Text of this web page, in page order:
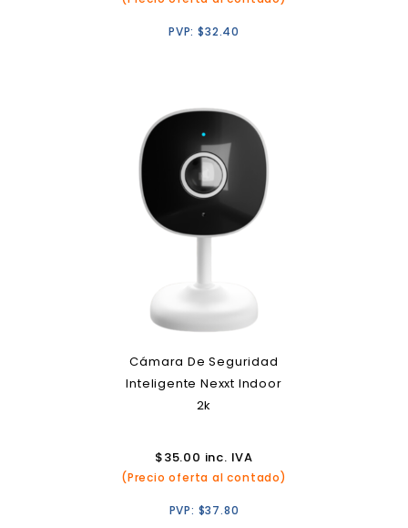
PVP:$32.40
Cámara De Seguridad
Inteligente Nexxt Indoor
2k
$35.00 inc. IVA
(Precio oferta al contado)
PVP: $37.80